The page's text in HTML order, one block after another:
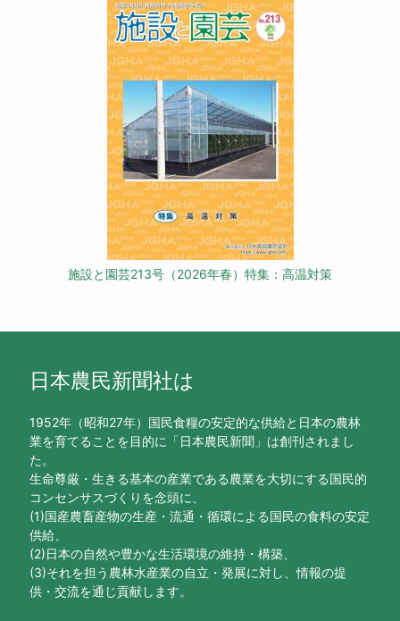
施設と園芸213号（2026年春）特集：高温対策
日本農民新聞社は
1952年（昭和27年）国民食糧の安定的な供給と日本の農林
業を育てることを目的に「日本農民新聞」は創刊されまし
た。
生命尊厳・生きる基本の産業である農業を大切にする国民的
コンセンサスづくりを念頭に、
(1)国産農畜産物の生産・流通・循環による国民の食料の安定
供給、
(2)日本の自然や豊かな生活環境の維持・構築、
(3)それを担う農林水産業の自立・発展に対し、情報の提
供・交流を通じ貢献します。